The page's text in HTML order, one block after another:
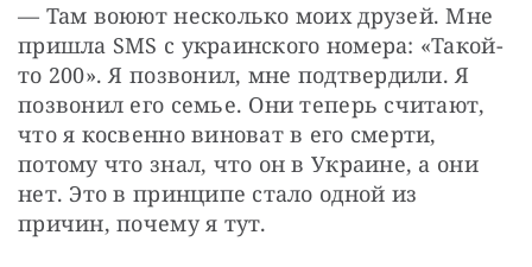
— Там воюют несколько моих друзей. Мне
пришла SMS с украинского номера: «Такой-
то 200». Я позвонил, мне подтвердили. Я
позвонил его семье. Они теперь считают,
что я косвенно виноват в его смерти,
потому что знал, что он в Украине, а они
нет. Это в принципе стало одной из
причин, почему я тут.